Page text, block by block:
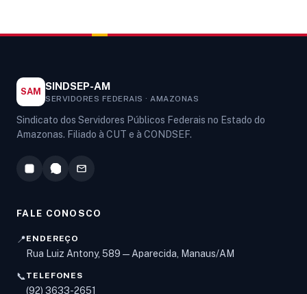
SAM SINDSEP-AM
SERVIDORES FEDERAIS · AMAZONAS
Sindicato dos Servidores Públicos Federais no Estado do
Amazonas. Filiado à CUT e à CONDSEF.
FALE CONOSCO
📍ENDEREÇO
Rua Luiz Antony, 589 — Aparecida, Manaus/AM
📞TELEFONES
(92) 3633-2651
Olá! Digite um assunto e vou buscar em nossas